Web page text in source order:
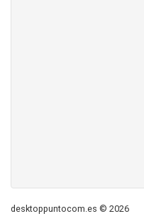
desktoppuntocom.es © 2026